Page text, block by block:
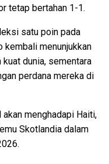
tetap bertahan 1-1.
satu poin pada
kembali menunjukkan
dunia, sementara
perdana mereka di
menghadapi Haiti,
Skotlandia dalam